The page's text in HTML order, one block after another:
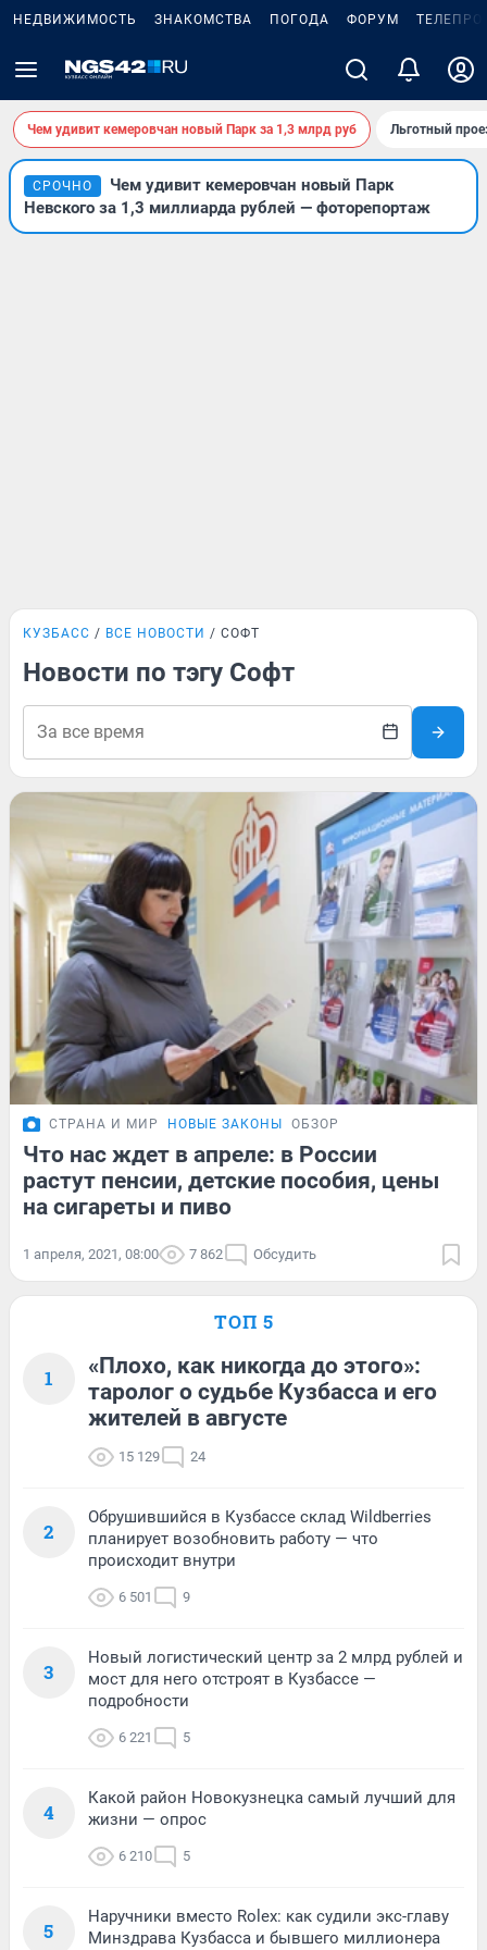
НЕДВИЖИМОСТЬ ЗНАКОМСТВА ПОГОДА ФОРУМ
Чем удивит кемеровчан новый Парк за 1,3 млрд руб Льготный
СРОЧНО
Чем удивит кемеровчан новый Парк
Невского за 1,3 миллиарда рублей — фоторепортаж
КУЗБАСС ВСЕ НОВОСТИ СОФТ
Новости по тэгу Софт
СТРАНА И МИР НОВЫЕ ЗАКОНЫ ОБЗОР
Что нас ждет в апреле: в России
растут пенсии, детские пособия, цены
на сигареты и пиво
1 апреля, 2021, 08:00 7 862 Обсудить
ТОП 5
1
«Плохо, как никогда до этого»:
таролог о судьбе Кузбасса и его
жителей в августе
15 129 24
2
Обрушившийся в Кузбассе склад Wildberries
планирует возобновить работу — что
происходит внутри
6 501 9
3
Новый логистический центр за 2 млрд рублей и
мост для него отстроят в Кузбассе —
подробности
6 221 5
4
Какой район Новокузнецка самый лучший для
жизни — опрос
6 210 5
5
Наручники вместо Rolex: как судили экс-главу
Минздрава Кузбасса и бывшего миллионера